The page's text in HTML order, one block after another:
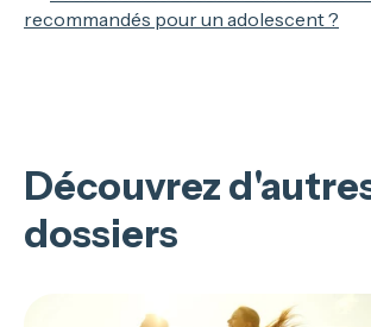
recommandés pour un adolescent ?
Découvrez
dossiers